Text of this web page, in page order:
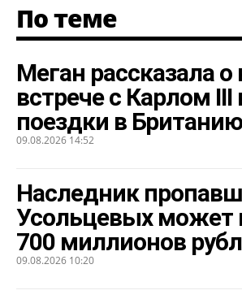
По теме
Меган рассказала о
встрече с Карлом III
поездки в Британию
09.08.2026 14:52
Наследник
Усольцевых может
700 миллионов
09.08.2026 10:20